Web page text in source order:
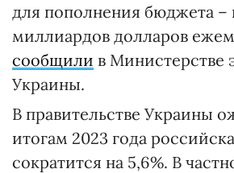
для пополнения бюджета –
миллиардов долларов
сообщили в Министерстве
Украины.
В правительстве Украины
итогам 2023 года
сократится на 5,6%. В